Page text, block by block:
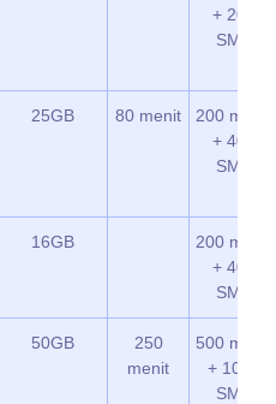
+ 200
SMS
25GB 80 menit
200 menit
+ 400
SMS
16GB
200 menit
+ 400
SMS
50GB
250
menit
500 menit
+ 1000
SMS